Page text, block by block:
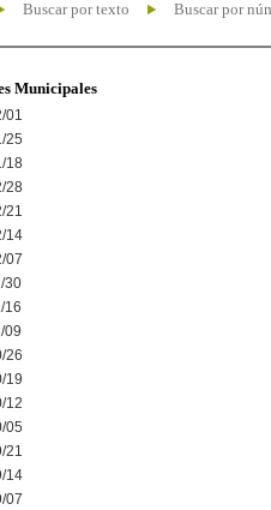
Buscar por texto Buscar por
Municipales
01
25
18
28
21
14
07
30
16
09
26
19
12
05
21
14
07